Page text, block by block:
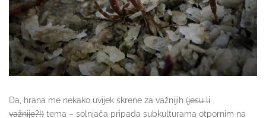
Da, hrana me nekako uvijek skrene za važnijih (jesu li
važnije?!) tema – solnjača pripada subkulturama otpornim na